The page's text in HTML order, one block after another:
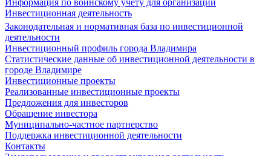
Информация по воинскому учету для организаций
Инвестиционная деятельность
Законодательная и нормативная база по инвестиционной
деятельности
Инвестиционный профиль города Владимира
Статистические данные об инвестиционной деятельности в
городе Владимире
Инвестиционные проекты
Реализованные инвестиционные проекты
Предложения для инвесторов
Обращение инвестора
Муниципально-частное партнерство
Поддержка инвестиционной деятельности
Контакты